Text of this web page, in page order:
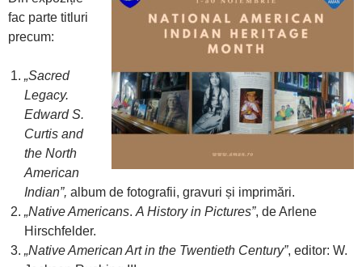
fac parte titluri
precum:
„Sacred
Legacy.
Edward S.
Curtis and
the North
American
Indian”, album de fotografii, gravuri și imprimări.
„Native Americans. A History in Pictures”, de Arlene
Hirschfelder.
„Native American Art in the Twentieth Century”, editor: W.